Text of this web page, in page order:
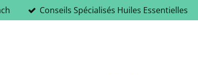
Conseils Spécialisés Huiles Essentielles